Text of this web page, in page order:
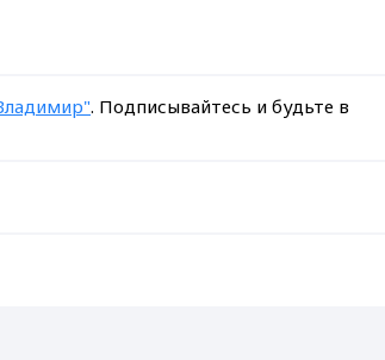
. Подписывайтесь и будьте в